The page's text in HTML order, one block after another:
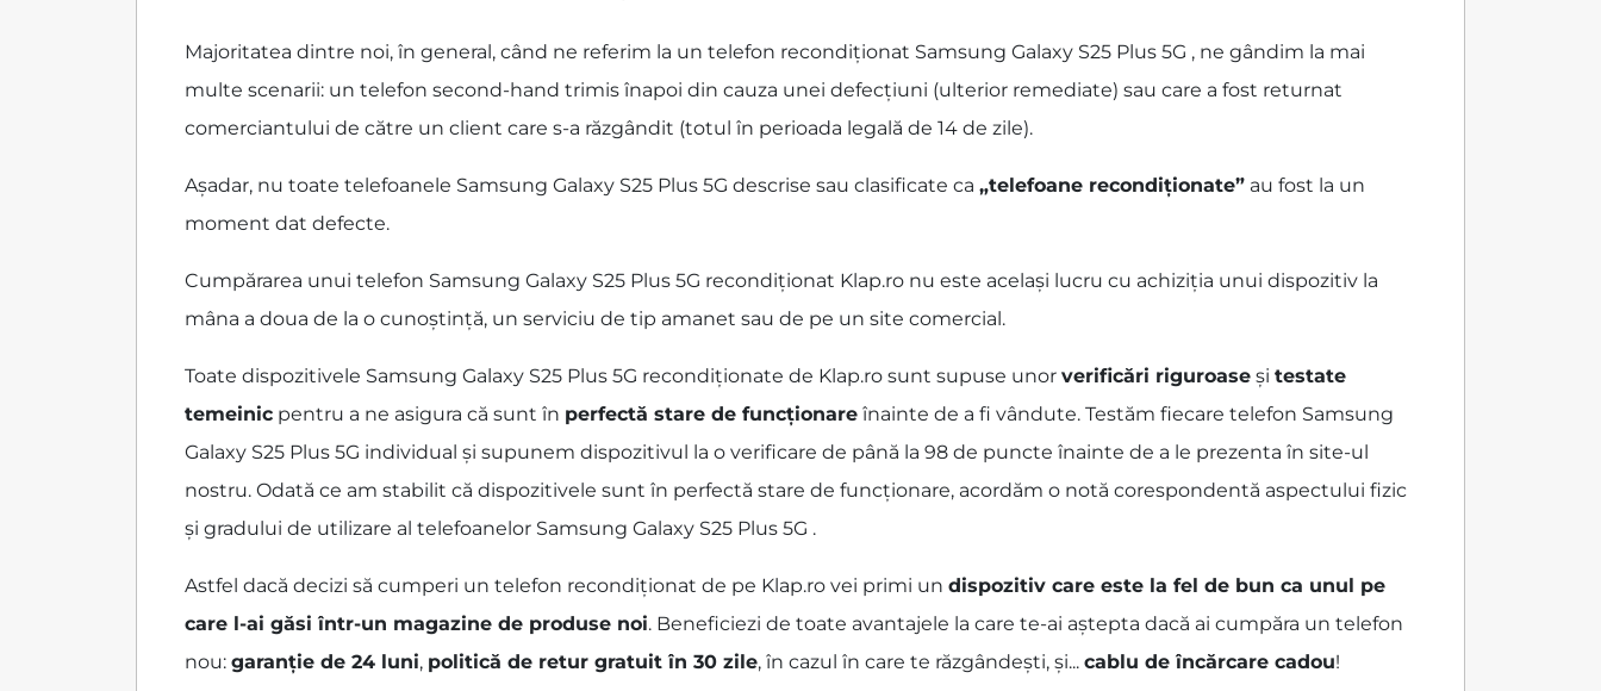
Majoritatea dintre noi, în general, când ne referim la un telefon recondiționat Samsung Galaxy S25 Plus 5G , ne gândim la mai
multe scenarii: un telefon second-hand trimis înapoi din cauza unei defecțiuni (ulterior remediate) sau care a fost returnat
comerciantului de către un client care s-a răzgândit (totul în perioada legală de 14 de zile).
Așadar, nu toate telefoanele Samsung Galaxy S25 Plus 5G descrise sau clasificate ca „telefoane recondiționate” au fost la un
moment dat defecte.
Cumpărarea unui telefon Samsung Galaxy S25 Plus 5G recondiționat Klap.ro nu este același lucru cu achiziția unui dispozitiv la
mâna a doua de la o cunoștință, un serviciu de tip amanet sau de pe un site comercial.
Toate dispozitivele Samsung Galaxy S25 Plus 5G recondiționate de Klap.ro sunt supuse unor verificări riguroase și testate
temeinic pentru a ne asigura că sunt în perfectă stare de funcționare înainte de a fi vândute. Testăm fiecare telefon Samsung
Galaxy S25 Plus 5G individual și supunem dispozitivul la o verificare de până la 98 de puncte înainte de a le prezenta în site-ul
nostru. Odată ce am stabilit că dispozitivele sunt în perfectă stare de funcționare, acordăm o notă corespondentă aspectului fizic
și gradului de utilizare al telefoanelor Samsung Galaxy S25 Plus 5G .
Astfel dacă decizi să cumperi un telefon recondiționat de pe Klap.ro vei primi un dispozitiv care este la fel de bun ca unul pe
care l-ai găsi într-un magazine de produse noi. Beneficiezi de toate avantajele la care te-ai aștepta dacă ai cumpăra un telefon
nou: garanție de 24 luni, politică de retur gratuit în 30 zile, în cazul în care te răzgândești, și... cablu de încărcare cadou!